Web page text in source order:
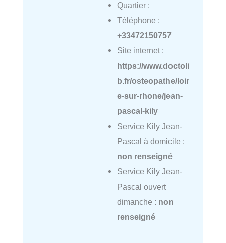
Quartier :
Téléphone :
+33472150757
Site internet :
https://www.doctoli
b.fr/osteopathe/loir
e-sur-rhone/jean-
pascal-kily
Service Kily Jean-
Pascal à domicile :
non renseigné
Service Kily Jean-
Pascal ouvert
dimanche : non
renseigné